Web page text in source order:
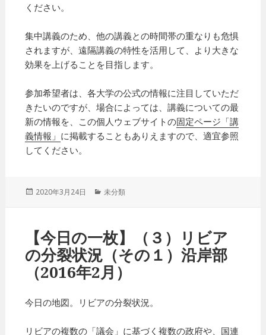
ください。
集中講義のため、他の講義との時間帯の重なりも危惧
されますが、遠隔講義の特性を活用して、より大きな
効果を上げることを目指します。
参加希望者は、各大学の公式の情報に注目していただ
きたいのですが、場合によっては、講義についての最
新の情報を、この個人ウェブサイトの固定ページ「講
義情報」 に掲載することもありえますので、適宜参照
してください。
投
2020年3月24日
カ
ー
未分類
【今日の一枚】（３）リビア
の分裂状況（その１）沿岸部
（2016年2月）
今日の地図。リビアの分裂状況。
リビアの複数の「議会」に基づく複数の政府や、国連